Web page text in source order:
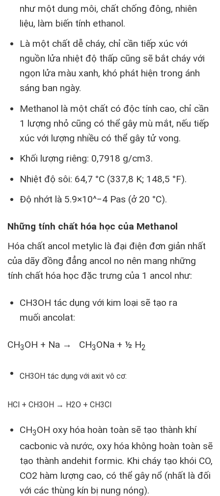
như một dung môi, chất chống đông, nhiên
liệu, làm biến tính ethanol.
Là một chất dễ cháy, chỉ cần tiếp xúc với
nguồn lửa nhiệt độ thấp cũng sẽ bắt cháy với
ngọn lửa màu xanh, khó phát hiện trong ánh
sáng ban ngày.
Methanol là một chất có độc tính cao, chỉ cần
1 lượng nhỏ cũng có thể gây mù mắt, nếu tiếp
xúc với lượng nhiều có thể gây tử vong.
Khối lượng riêng: 0,7918 g/cm3.
Nhiệt độ sôi: 64,7 °C (337,8 K; 148,5 °F).
Độ nhớt là 5.9×10^−4 Pas (ở 20 °C).
Những tính chất hóa học của Methanol
Hóa chất ancol metylic là đại điện đơn giản nhất
của dãy đồng đẳng ancol no nên mang những
tính chất hóa học đặc trưng của 1 ancol như:
CH3OH tác dụng với kim loại sẽ tạo ra
muối ancolat:
CH3OH + Na → CH3ONa + ½ H2
CH3OH tác dụng với axit vô cơ:
HCl + CH3OH → H2O + CH3Cl
CH3OH oxy hóa hoàn toàn sẽ tạo thành khí
cacbonic và nước, oxy hóa không hoàn toàn sẽ
tạo thành andehit formic. Khi cháy tạo khói CO,
CO2 hàm lượng cao, có thể gây nổ (nhất là đối
với các thùng kín bị nung nóng).